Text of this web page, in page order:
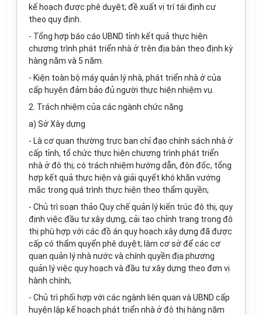
kế hoạch được phê duyệt; đề xuất vị trí tái định cư
theo quy định.
- Tổng hợp báo cáo UBND tỉnh kết quả thực hiện
chương trình phát triển nhà ở trên địa bàn theo định kỳ
hàng năm và 5 năm.
- Kiện toàn bộ máy quản lý nhà, phát triển nhà ở của
cấp huyện đảm bảo đủ người thực hiện nhiệm vụ.
2. Trách nhiệm của các ngành chức năng
a) Sở Xây dựng
- Là cơ quan thường trực ban chỉ đạo chính sách nhà ở
cấp tỉnh, tổ chức thực hiện chương trình phát triển
nhà ở đô thị; có trách nhiệm hướng dẫn, đôn đốc, tổng
hợp kết quả thực hiện và giải quyết khó khăn vướng
mắc trong quá trình thực hiện theo thẩm quyền;
- Chủ trì soạn thảo Quy chế quản lý kiến trúc đô thị, quy
định việc đầu tư xây dựng, cải tạo chỉnh trang trong đô
thị phù hợp với các đồ án quy hoạch xây dựng đã được
cấp có thẩm quyển phê duyệt; làm cơ sở để các cơ
quan quản lý nhà nước và chính quyền địa phương
quản lý việc quy hoạch và đầu tư xây dựng theo đơn vị
hành chính;
- Chủ trì phối hợp với các ngành liên quan và UBND cấp
huyện lập kế hoạch phát triển nhà ở đô thị hàng năm